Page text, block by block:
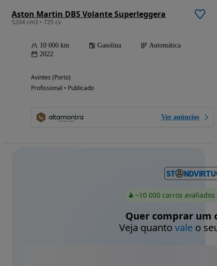
Aston Martin DBS Volante Superleggera
5204 cm3 • 725 cv
10 000 km Gasolina
Automática
2022
Avintes (Porto)
Profissional • Publicado
Ver anúncios
~10 000 carros
Quer comprar um
Veja quanto valeo